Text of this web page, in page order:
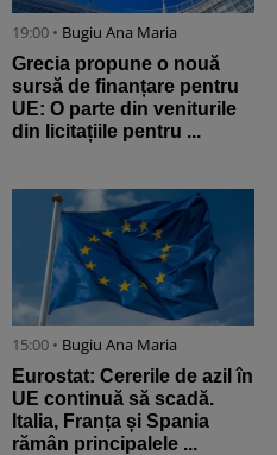
19:00 • Bugiu ⁠Ana Maria
Grecia propune o nouă
sursă de finanțare pentru
UE: O parte din veniturile
din licitațiile pentru ...
15:00 • Bugiu ⁠Ana Maria
Eurostat: Cererile de azil în
UE continuă să scadă.
Italia, Franța și Spania
rămân principalele ...